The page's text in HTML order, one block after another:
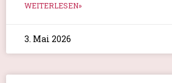
WEITERLESEN»
3. Mai 2026